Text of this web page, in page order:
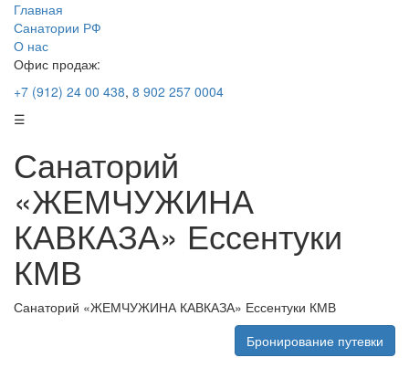
Главная
Санатории РФ
О нас
Офис продаж:
+7 (912) 24 00 438, 8 902 257 0004
☰
Санаторий
«ЖЕМЧУЖИНА
КАВКАЗА» Ессентуки
КМВ
Санаторий «ЖЕМЧУЖИНА КАВКАЗА» Ессентуки КМВ
Бронирование путевки